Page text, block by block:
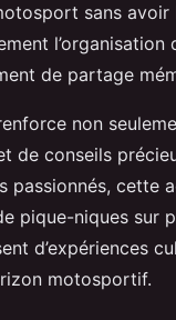
sans avoir
l’organisation
de partage
non
de conseils
passionnés, cette
pique-niques sur
d’expériences
motosportif.